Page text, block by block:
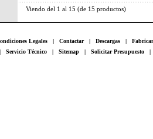
Viendo del 1 al 15 (de 15 productos)
Legales | Contactar| Descargas |
Servicio Técnico | Sitemap | Solicitar Presupuesto